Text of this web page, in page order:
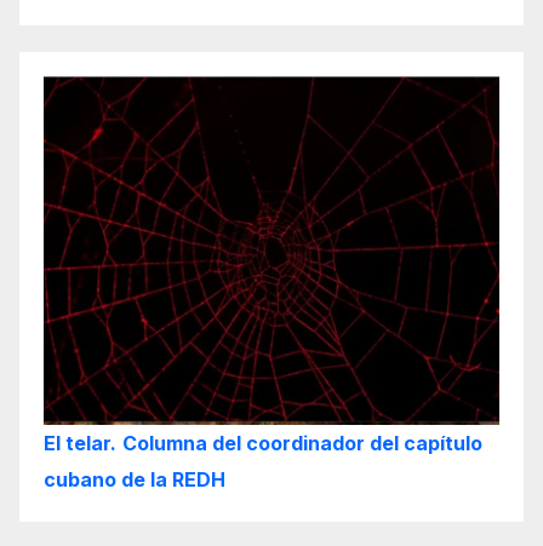
El telar. Columna del coordinador del capítulo
cubano de la REDH